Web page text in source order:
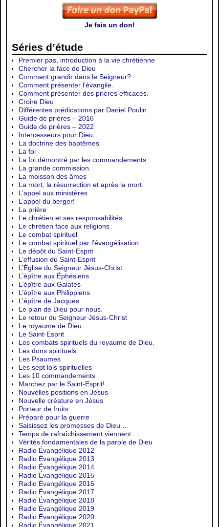
Je fais un don!
Séries d’étude
Premier pas, introduction à la vie chrétienne
Chercher la face de Dieu
Comment grandir dans le Seigneur?
Comment présenter l’évangile.
Comment présenter des prières efficaces.
Croire Dieu
Différentes prédications par Daniel Poulin
Guide de prières – 2016
Guide de prières – 2022
Intercesseurs pour Dieu.
La doctrine des baptêmes
La foi
La foi démontré par les commandements
La grande commission.
La moisson des âmes
La mort, la résurrection et après la mort.
L’appel aux ministères
L’appel du berger!
La prière
Le chrétien et ses responsabilités.
Le chrétien face aux religions
Le combat spirituel
Le combat spirituel par l’évangélisation.
Le dépôt du Saint-Esprit
L’effusion du Saint-Esprit
L’Église du Seigneur Jésus-Christ.
L’épître aux Éphésiens
L’épître aux Galates
L’épître aux Philippiens
L’épître de Jacques
Le plan de Dieu pour nous.
Le retour du Seigneur Jésus-Christ
Le royaume de Dieu
Le Saint-Esprit
Les combats spirituels du royaume de Dieu.
Les dons spirituels
Les Psaumes
Les sept lois spirituelles
Les 10 commandements
Marchez par le Saint-Esprit!
Nouvelles positions en Jésus
Nouvelle créature en Jésus
Porteur de fruits
Préparé pour la guerre
Saisissez les promesses de Dieu …
Temps de rafraîchissement viennent …
Vérités fondamentales de la parole de Dieu
Radio Évangélique 2012
Radio Évangélique 2013
Radio Évangélique 2014
Radio Évangélique 2015
Radio Évangélique 2016
Radio Évangélique 2017
Radio Évangélique 2018
Radio Évangélique 2019
Radio Évangélique 2020
Radio Évangélique 2021